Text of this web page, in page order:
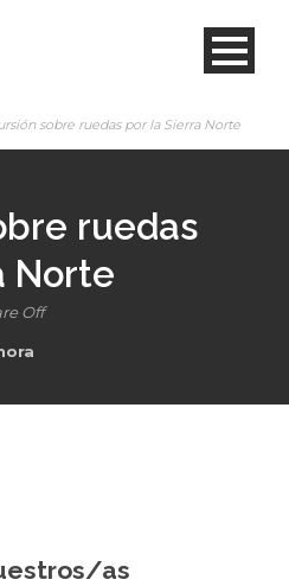
sobre ruedas por la Sierra Norte
ruedas
Norte
Off
as